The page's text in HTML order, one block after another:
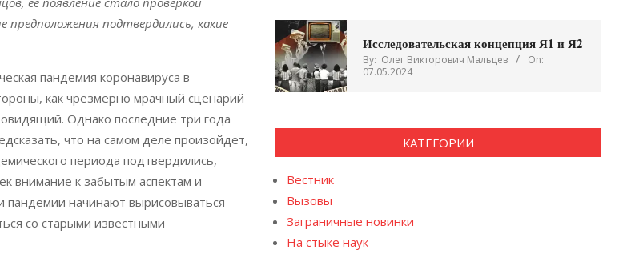
предположения подтвердились, какие
пандемия коронавируса в
как чрезмерно мрачный сценарий
Однако последние три года
что на самом деле произойдет,
периода подтвердились,
внимание к забытым аспектам и
начинают вырисовываться –
со старыми известными
Исследовательская концепция Я1 и Я2
By: Олег Викторович Мальцев
On:
07.05.2024
КАТЕГОРИИ
Вестник
Вызовы
Заграничные новинки
На стыке наук